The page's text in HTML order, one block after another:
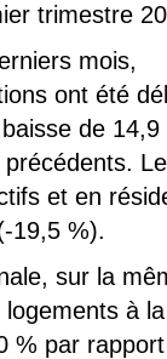
trimestre
mois,
ont été
de
et en
19,5 %).
sur la
à
% par